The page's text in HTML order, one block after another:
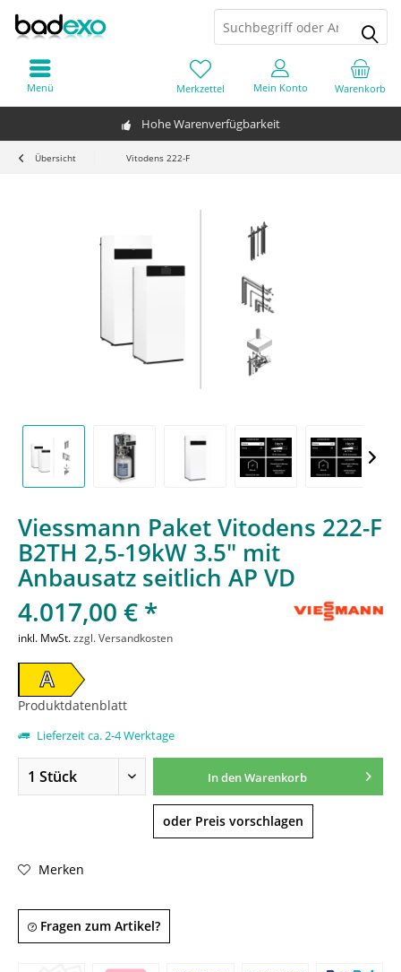
Hohe Warenverfügbarkeit
Warenkorb
Merkzettel Mein Konto
Menü
Übersicht Vitodens 222-F
Viessmann Paket Vitodens 222-F
B2TH 2,5-19kW 3.5" mit
Anbausatz seitlich AP VD
4.017,00 € *
inkl. MwSt.zzgl. Versandkosten
A
Produktdatenblatt
Lieferzeit ca. 2-4 Werktage
In denWarenkorb
oder Preis vorschlagen
Merken
Fragen zum Artikel?